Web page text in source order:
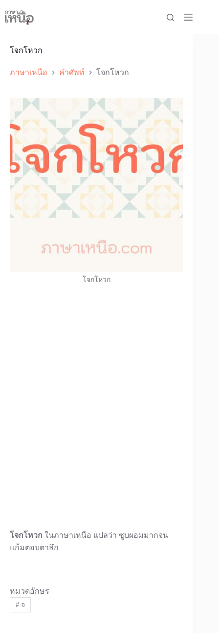
to
content
โจกโหวก
ภาษาเหนือ คำศัพท์ โจกโหวก
โจกโหวก
โจกโหวก ในภาษาเหนือ แปลว่า ซูบผอมมากจน
แก้มตอบตาลึก
หมวดอักษร
#จ